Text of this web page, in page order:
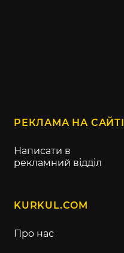
РЕКЛАМА НА САЙТІ
Написати в
рекламний відділ
KURKUL.COM
Про нас